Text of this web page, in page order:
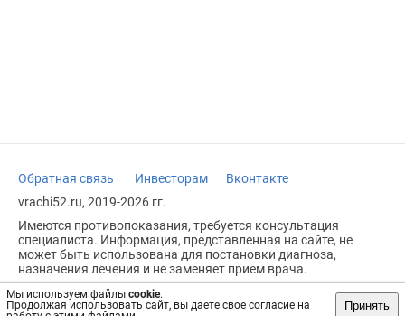
Мы используем файлы cookie.
Продолжая использовать сайт, вы даете свое согласие на
Принять
Обратная связь Инвесторам
Вконтакте
vrachi52.ru, 2019-2026 гг.
Имеются противопоказания, требуется консультация
специалиста. Информация, представленная на сайте, не
может быть использована для постановки диагноза,
назначения лечения и не заменяет прием врача.
Возрастное ограничение: 18+